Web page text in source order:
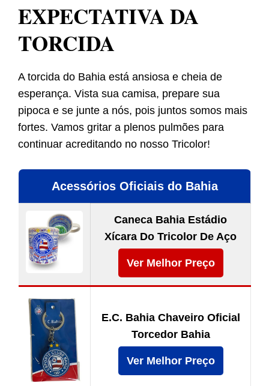
EXPECTATIVA DA
TORCIDA
A torcida do Bahia está ansiosa e cheia de
esperança. Vista sua camisa, prepare sua
pipoca e se junte a nós, pois juntos somos mais
fortes. Vamos gritar a plenos pulmões para
continuar acreditando no nosso Tricolor!
Acessórios Oficiais do Bahia
Caneca Bahia Estádio
Xícara Do Tricolor De Aço
Ver Melhor Preço
E.C. Bahia Chaveiro Oficial
Torcedor Bahia
Ver Melhor Preço